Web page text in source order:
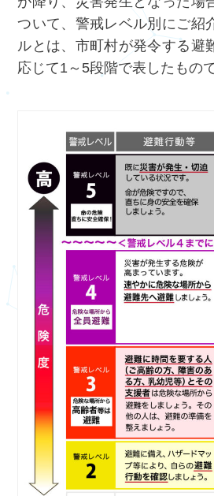
ついて、警戒レベル別にご紹
ルとは、市町村が発令する避
応じて1～5段階で表したもので